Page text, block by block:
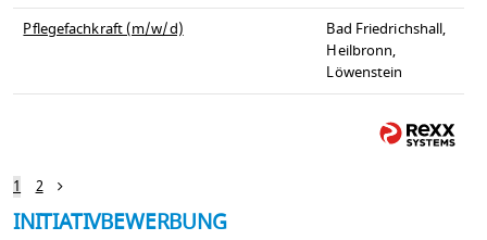
Pflegefachkraft (m/w/d)
Bad Friedrichshall,
Heilbronn,
Löwenstein
1 2
INITIATIVBEWERBUNG